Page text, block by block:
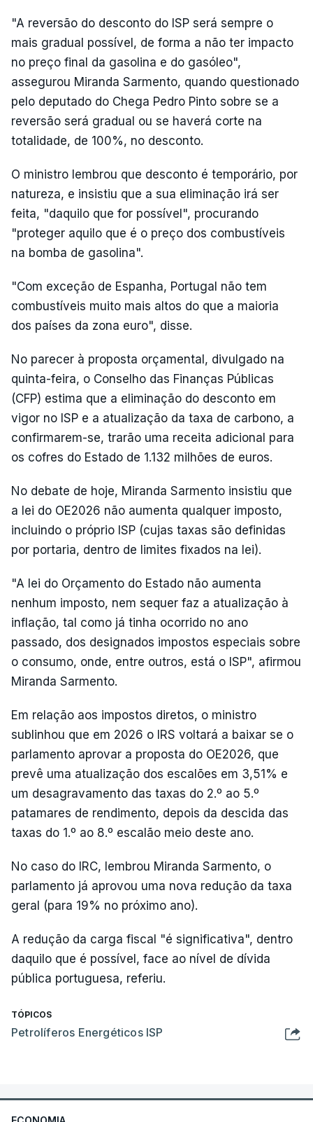
"A reversão do desconto do ISP será sempre o
mais gradual possível, de forma a não ter impacto
no preço final da gasolina e do gasóleo",
assegurou Miranda Sarmento, quando questionado
pelo deputado do Chega Pedro Pinto sobre se a
reversão será gradual ou se haverá corte na
totalidade, de 100%, no desconto.
O ministro lembrou que desconto é temporário, por
natureza, e insistiu que a sua eliminação irá ser
feita, "daquilo que for possível", procurando
"proteger aquilo que é o preço dos combustíveis
na bomba de gasolina".
"Com exceção de Espanha, Portugal não tem
combustíveis muito mais altos do que a maioria
dos países da zona euro", disse.
No parecer à proposta orçamental, divulgado na
quinta-feira, o Conselho das Finanças Públicas
(CFP) estima que a eliminação do desconto em
vigor no ISP e a atualização da taxa de carbono, a
confirmarem-se, trarão uma receita adicional para
os cofres do Estado de 1.132 milhões de euros.
No debate de hoje, Miranda Sarmento insistiu que
a lei do OE2026 não aumenta qualquer imposto,
incluindo o próprio ISP (cujas taxas são definidas
por portaria, dentro de limites fixados na lei).
"A lei do Orçamento do Estado não aumenta
nenhum imposto, nem sequer faz a atualização à
inflação, tal como já tinha ocorrido no ano
passado, dos designados impostos especiais sobre
o consumo, onde, entre outros, está o ISP", afirmou
Miranda Sarmento.
Em relação aos impostos diretos, o ministro
sublinhou que em 2026 o IRS voltará a baixar se o
parlamento aprovar a proposta do OE2026, que
prevê uma atualização dos escalões em 3,51% e
um desagravamento das taxas do 2.º ao 5.º
patamares de rendimento, depois da descida das
taxas do 1.º ao 8.º escalão meio deste ano.
No caso do IRC, lembrou Miranda Sarmento, o
parlamento já aprovou uma nova redução da taxa
geral (para 19% no próximo ano).
A redução da carga fiscal "é significativa", dentro
daquilo que é possível, face ao nível de dívida
pública portuguesa, referiu.
TÓPICOS
Petrolíferos Energéticos ISP